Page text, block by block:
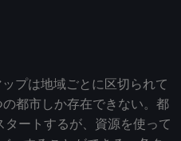
プは地域ごとに区切られて
都市しか存在できない。都
ートするが、資源を使って